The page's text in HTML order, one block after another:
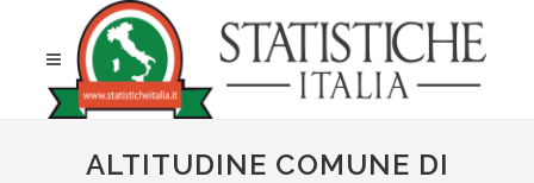
ALTITUDINE COMUNE DI